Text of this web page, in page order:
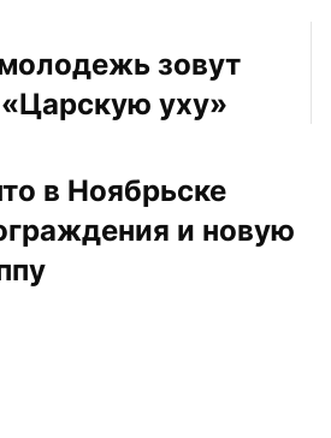
зовут
уху»
в Ноябрьске
и новую